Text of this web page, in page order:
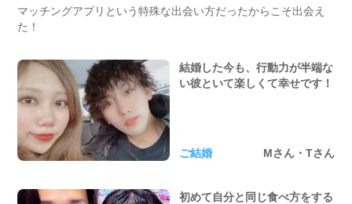
マッチングアプリという特殊な出会い方だったからこそ出会え
た！
ご結婚 Mさん・Tさん
結婚した今も、行動力が半端な
い彼といて楽しくて幸せです！
初めて自分と同じ食べ方をする